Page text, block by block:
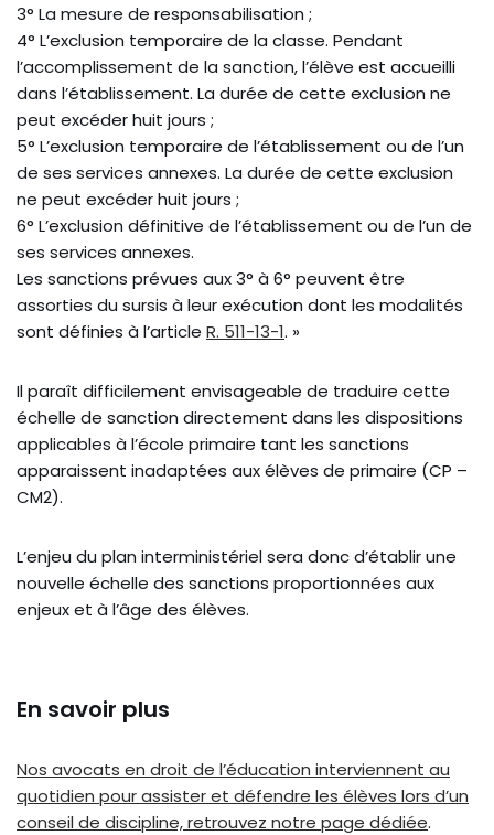
3° La mesure de responsabilisation ;
4° L’exclusion temporaire de la classe. Pendant
l’accomplissement de la sanction, l’élève est accueilli
dans l’établissement. La durée de cette exclusion ne
peut excéder huit jours ;
5° L’exclusion temporaire de l’établissement ou de l’un
de ses services annexes. La durée de cette exclusion
ne peut excéder huit jours ;
6° L’exclusion définitive de l’établissement ou de l’un de
ses services annexes.
Les sanctions prévues aux 3° à 6° peuvent être
assorties du sursis à leur exécution dont les modalités
sont définies à l’article R. 511-13-1. »
Il paraît difficilement envisageable de traduire cette
échelle de sanction directement dans les dispositions
applicables à l’école primaire tant les sanctions
apparaissent inadaptées aux élèves de primaire (CP –
CM2).
L’enjeu du plan interministériel sera donc d’établir une
nouvelle échelle des sanctions proportionnées aux
enjeux et à l’âge des élèves.
En savoir plus
Nos avocats en droit de l’éducation interviennent au
quotidien pour assister et défendre les élèves lors d’un
conseil de discipline, retrouvez notre page dédiée.